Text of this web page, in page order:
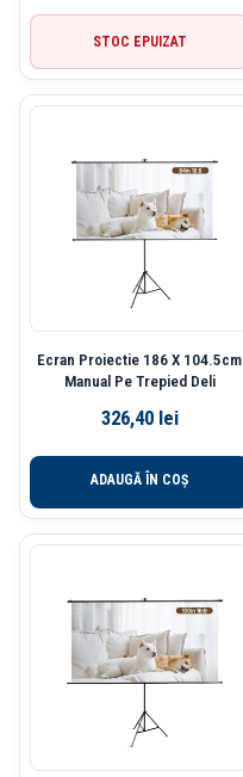
STOC EPUIZAT
Ecran Proiectie 186 X 104.5cm
Manual Pe Trepied Deli
326,40 lei
ADAUGĂ ÎN COȘ